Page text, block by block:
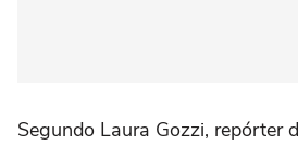
Segundo Laura Gozzi, repórter